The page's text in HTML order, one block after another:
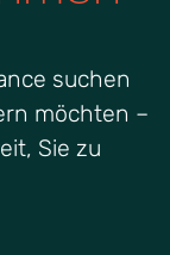
suchen
möchten –
Sie zu